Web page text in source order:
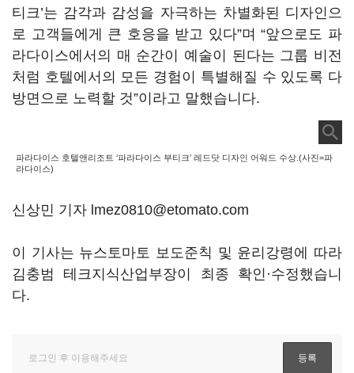
티크’는 감각과 감성을 자극하는 차별화된 디자인으
로 고객들에게 큰 호응을 받고 있다”며 “앞으로도 파
라다이스에서의 매 순간이 예술이 된다는 그룹 비전
처럼 호텔에서의 모든 경험이 특별해질 수 있도록 다
방면으로 노력할 것”이라고 말했습니다.
파라다이스 호텔앤리조트 ‘파라다이스 부티크’ 레드닷 디자인 어워드 수상.(사진=파
라다이스)
신상민 기자 lmez0810@etomato.com
이 기사는 뉴스토마토 보도준칙 및 윤리강령에 따라
김충범 테크지식산업부장이 최종 확인·수정했습니
다.